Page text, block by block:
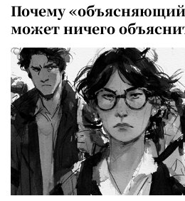
Почему «объясняющий
может ничего